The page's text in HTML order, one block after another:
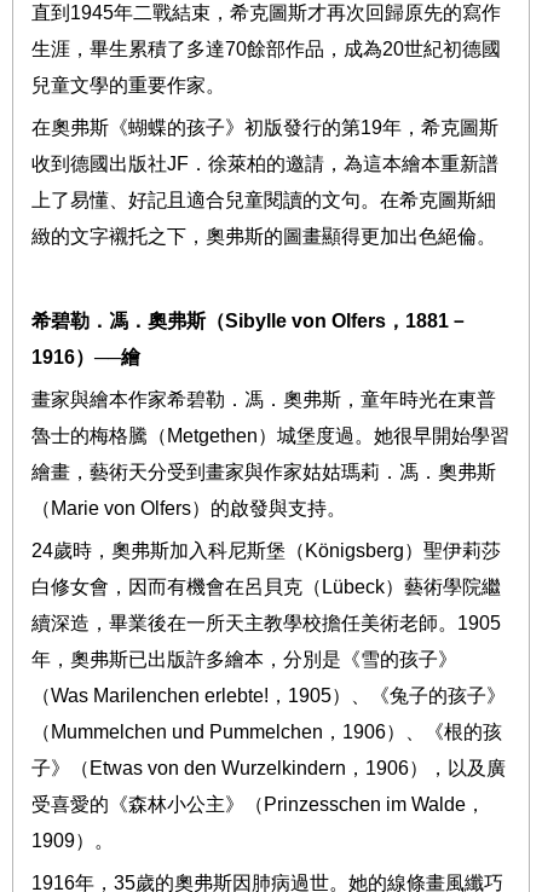
直到 1945年二戰結束，希克圖斯才再次回歸原先的寫作
生涯，畢生累積了多達70餘部作品，成為20世紀初德國
兒童文學的重要作家。
在奧弗斯《蝴蝶的孩子》初版發行的第19年，希克圖斯
收到德國出版社JF ．徐萊柏的邀請，為這本繪本重新譜
上了易懂、好記且適合兒童閱讀的文句。在希克圖斯細
緻的文字襯托之下，奧弗斯的圖畫顯得更加出色絕倫。
希碧勒．馮．奧弗斯（Sibylle von Olfers ， 1881 －
1916） ──繪
畫家與繪本作家希碧勒．馮．奧弗斯，童年時光在東普
魯士的梅格騰（ Metgethen）城堡度過。她很早開始學習
繪畫，藝術天分受到畫家與作家姑姑瑪莉．馮．奧弗斯
（ Marie von Olfers）的啟發與支持。
24歲時，奧弗斯加入科尼斯堡（ Königsberg）聖伊莉莎
白修女會，因而有機會在呂貝克（ Lübeck）藝術學院繼
續深造，畢業後在一所天主教學校擔任美術老師。 1905
年，奧弗斯已出版許多繪本，分別是《雪的孩子》
（Was Marilenchen erlebte! ， 1905）、《兔子的孩子》
（ Mummelchen und Pummelchen ， 1906）、《根的孩
子》（ Etwas von den Wurzelkindern ， 1906），以及廣
受喜愛的《森林小公主》（ Prinzesschen im Walde ，
1909）。
1916年， 35歲的奧弗斯因肺病過世。她的線條畫風纖巧